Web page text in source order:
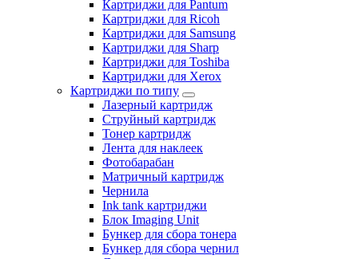
Картриджи для Pantum
Картриджи для Ricoh
Картриджи для Samsung
Картриджи для Sharp
Картриджи для Toshiba
Картриджи для Xerox
Картриджи по типу
Лазерный картридж
Струйный картридж
Тонер картридж
Лента для наклеек
Фотобарабан
Матричный картридж
Чернила
Ink tank картриджи
Блок Imaging Unit
Бункер для сбора тонера
Бункер для сбора чернил